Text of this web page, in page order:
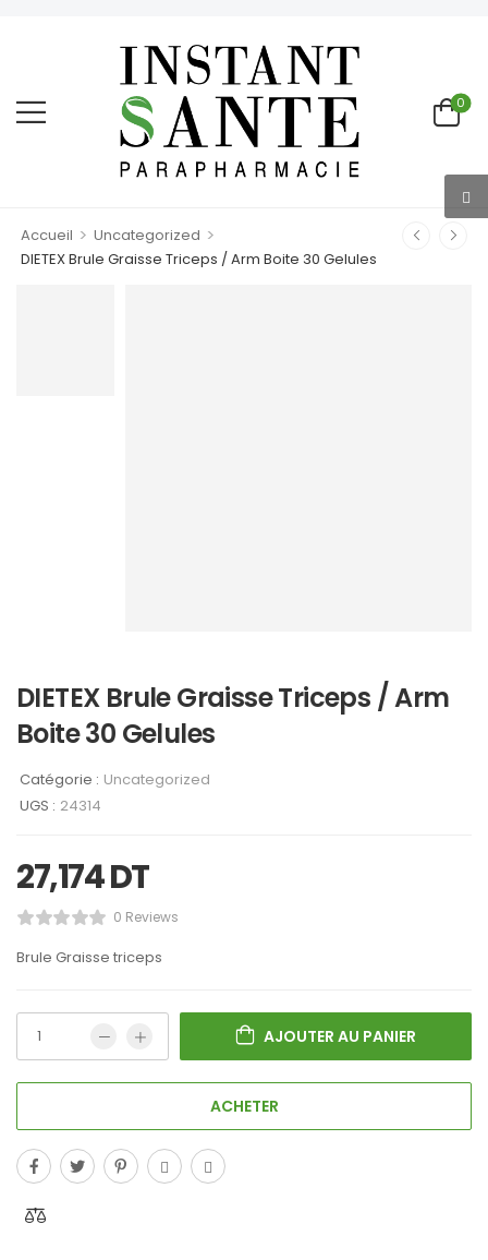
0
Accueil > Uncategorized >
DIETEX Brule Graisse Triceps / Arm Boite 30 Gelules
DIETEX Brule Graisse Triceps / Arm
Boite 30 Gelules
Catégorie : Uncategorized
UGS : 24314
27,174DT
0 Reviews
Brule Graisse triceps
AJOUTER AU PANIER
ACHETER